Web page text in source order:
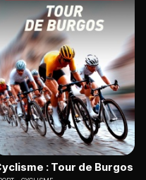
: Tour de Burgos